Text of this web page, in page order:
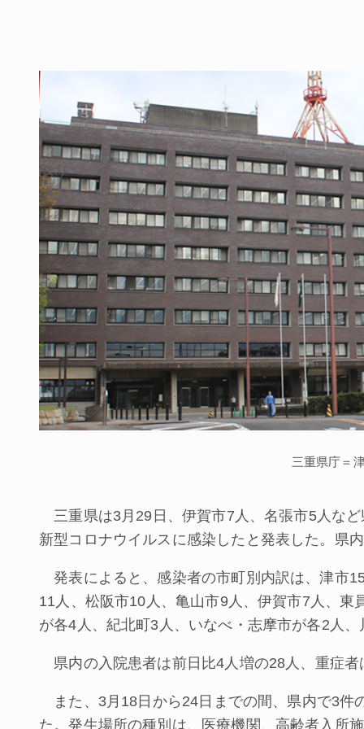
三重県庁＝
三重県は3月29日、伊賀市7人、名張市5人な
新型コロナウイルスに感染したと発表した。県
発表によると、感染者の市町別内訳は、津市
11人、松阪市10人、亀山市9人、伊賀市7人、
が各4人、紀北町3人、いなべ・志摩市が各2人、
県内の入院患者は前日比4人増の28人、重症
また、3月18日から24日までの間、県内で3件
た。発生場所の種別は、医療機関、高齢者入所